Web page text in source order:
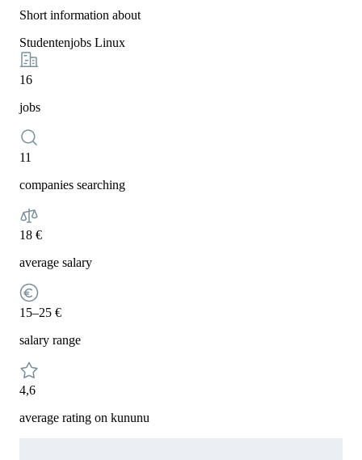
Short information about
Studentenjobs Linux
16
jobs
11
companies searching
18 €
average salary
15–25 €
salary range
4,6
average rating on kununu